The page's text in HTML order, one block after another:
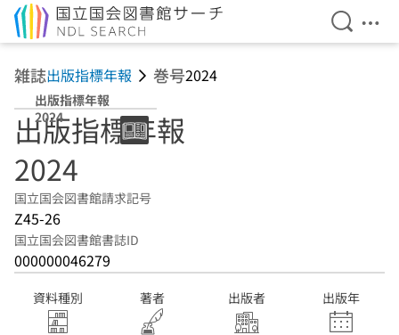
検索を
メ
雑誌出版指標年報 巻号2024
出版指標年報
2024
出版指標年報
2024
国立国会図書館請求記号
Z45-26
国立国会図書館書誌ID
000000046279
資料種別 著者 出版者 出版年